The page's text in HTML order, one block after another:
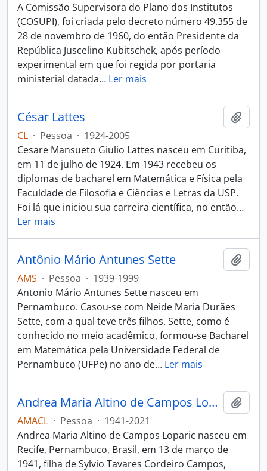
A Comissão Supervisora do Plano dos Institutos
(COSUPI), foi criada pelo decreto número 49.355 de
28 de novembro de 1960, do então Presidente da
República Juscelino Kubitschek, após período
experimental em que foi regida por portaria
ministerial datada… Ler mais
César Lattes
CL · Pessoa · 1924-2005
Cesare Mansueto Giulio Lattes nasceu em Curitiba,
em 11 de julho de 1924. Em 1943 recebeu os
diplomas de bacharel em Matemática e Física pela
Faculdade de Filosofia e Ciências e Letras da USP.
Foi lá que iniciou sua carreira científica, no então…
Ler mais
Antônio Mário Antunes Sette
AMS · Pessoa · 1939-1999
Antonio Mário Antunes Sette nasceu em
Pernambuco. Casou-se com Neide Maria Durães
Sette, com a qual teve três filhos. Sette, como é
conhecido no meio acadêmico, formou-se Bacharel
em Matemática pela Universidade Federal de
Pernambuco (UFPe) no ano de… Ler mais
Andrea Maria Altino de Campos Loparic
AMACL · Pessoa · 1941-2021
Andrea Maria Altino de Campos Loparic nasceu em
Recife, Pernambuco, Brasil, em 13 de março de
1941, filha de Sylvio Tavares Cordeiro Campos,